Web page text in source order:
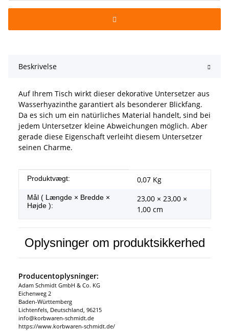
Beskrivelse
Auf Ihrem Tisch wirkt dieser dekorative Untersetzer aus
Wasserhyazinthe garantiert als besonderer Blickfang.
Da es sich um ein natürliches Material handelt, sind bei
jedem Untersetzer kleine Abweichungen möglich. Aber
gerade diese Eigenschaft verleiht diesem Untersetzer
seinen Charme.
#productDetails.itemInformation#
#productDetails.itemValue#
Produktvægt: 0,07 Kg
Mål ( Længde × Bredde ×
Højde ):
23,00 × 23,00 ×
1,00 cm
Oplysninger om produktsikkerhed
Producentoplysninger:
Adam Schmidt GmbH & Co. KG
Eichenweg 2
Baden-Württemberg
Lichtenfels, Deutschland, 96215
info@korbwaren-schmidt.de
https://www.korbwaren-schmidt.de/